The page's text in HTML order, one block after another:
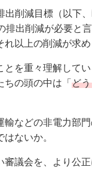
出削減目標（以下
排出削減が必要と
以上の削減が求め
とを重々理解して
ちの頭の中は「ど
輸などの非電力部
ないか。
審議会を、より公